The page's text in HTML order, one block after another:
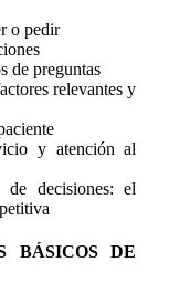
o pedir
de preguntas
relevantes y
y atención al
decisiones: el
BÁSICOS DE